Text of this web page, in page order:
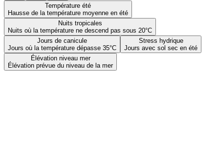
Température été
Hausse de la température moyenne en été
Nuits tropicales
Nuits où la température ne descend pas sous 20°C
Jours de canicule
Jours où la température dépasse 35°C
Stress hydrique
Jours avec sol sec en été
Élévation niveau mer
Élévation prévue du niveau de la mer